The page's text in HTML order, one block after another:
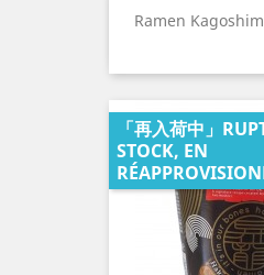
Ramen
「再入荷中」
STOCK, EN